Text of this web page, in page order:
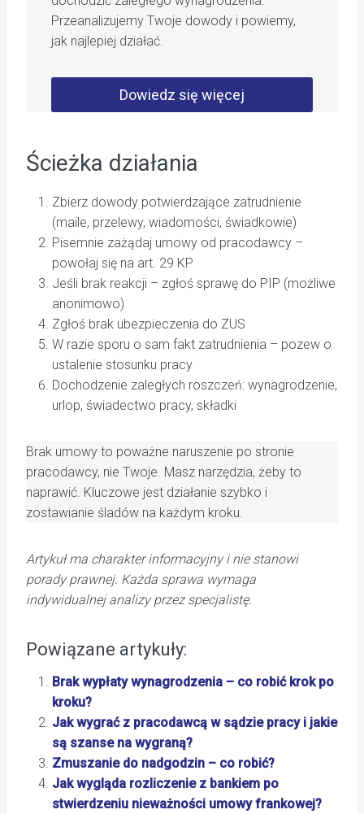
Przeanalizujemy Twoje dowody i powiemy,
jak najlepiej działać.
Dowiedz się więcej
Ścieżka działania
Zbierz dowody potwierdzające zatrudnienie
(maile, przelewy, wiadomości, świadkowie)
Pisemnie zażądaj umowy od pracodawcy –
powołaj się na art. 29 KP
Jeśli brak reakcji – zgłoś sprawę do PIP (możliwe
anonimowo)
Zgłoś brak ubezpieczenia do ZUS
W razie sporu o sam fakt zatrudnienia – pozew o
ustalenie stosunku pracy
Dochodzenie zaległych roszczeń: wynagrodzenie,
urlop, świadectwo pracy, składki
Brak umowy to poważne naruszenie po stronie
pracodawcy, nie Twoje. Masz narzędzia, żeby to
naprawić. Kluczowe jest działanie szybko i
zostawianie śladów na każdym kroku.
Artykuł ma charakter informacyjny i nie stanowi
porady prawnej. Każda sprawa wymaga
indywidualnej analizy przez specjalistę.
Powiązane artykuły:
Brak wypłaty wynagrodzenia – co robić krok po
kroku?
Jak wygrać z pracodawcą w sądzie pracy i jakie
są szanse na wygraną?
Zmuszanie do nadgodzin – co robić?
Jak wygląda rozliczenie z bankiem po
stwierdzeniu nieważności umowy frankowej?